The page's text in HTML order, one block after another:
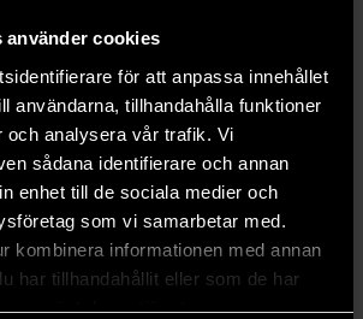
använder cookies
för att anpassa innehållet
användarna, tillhandahålla funktioner
och analysera vår trafik. Vi
sådana identifierare och annan
enhet till de sociala medier och
som vi samarbetar med.
kombinera informationen med annan
har tillhandahållit eller som de har
använt deras tjänster.
Heir Duology
Alchemist
Cycle
Games
of Magic
Drefus Emergency
Medic